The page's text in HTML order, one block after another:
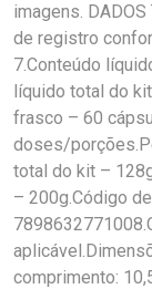
imagens.
de registro
7.Conteúdo
líquido total do
frasco – 60
doses/
total do kit –
– 200g.Código
comprimento: